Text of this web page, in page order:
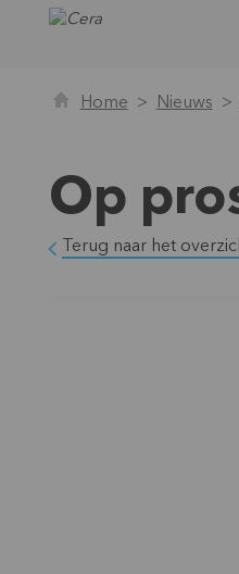
Home Nieuws
Op
Terug naar het